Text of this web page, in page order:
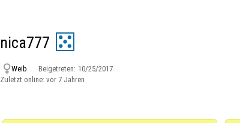
nica777
Weib Beigetreten: 10/25/2017
Zuletzt online: vor 7 Jahren